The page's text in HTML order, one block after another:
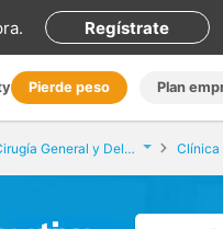
. Regístrate
Pierde peso Plan
Consulta de Cirugía General y Del Aparato Digestivo Clínica